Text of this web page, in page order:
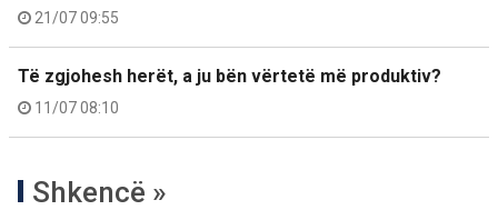
21/07 09:55
Të zgjohesh herët, a ju bën vërtetë më produktiv?
11/07 08:10
Shkencë »